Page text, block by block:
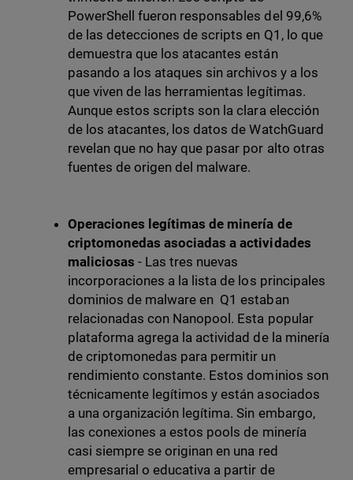
PowerShell fueron responsables del 99,6%
de las detecciones de scripts en Q1, lo que
demuestra que los atacantes están
pasando a los ataques sin archivos y a los
que viven de las herramientas legítimas.
Aunque estos scripts son la clara elección
de los atacantes, los datos de WatchGuard
revelan que no hay que pasar por alto otras
fuentes de origen del malware.
Operaciones legítimas de minería de
criptomonedas asociadas a actividades
maliciosas - Las tres nuevas
incorporaciones a la lista de los principales
dominios de malware en Q1 estaban
relacionadas con Nanopool. Esta popular
plataforma agrega la actividad de la minería
de criptomonedas para permitir un
rendimiento constante. Estos dominios son
técnicamente legítimos y están asociados
a una organización legítima. Sin embargo,
las conexiones a estos pools de minería
casi siempre se originan en una red
empresarial o educativa a partir de